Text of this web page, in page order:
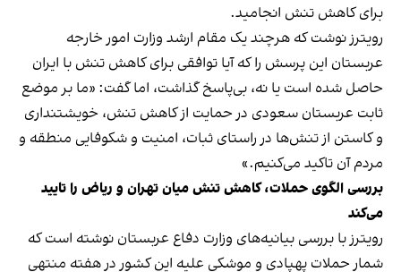
برای کاهش تنش انجامید.
رویترز نوشت که هرچند یک مقام ارشد وزارت امور خارجه
عربستان این پرسش را که آیا توافقی برای کاهش تنش با ایران
حاصل شده است یا نه، بی‌پاسخ گذاشت، اما گفت: «ما بر موضع
ثابت عربستان سعودی در حمایت از کاهش تنش، خویشتنداری
و کاستن از تنش‌ها در راستای ثبات، امنیت و شکوفایی منطقه و
مردم آن تاکید می‌کنیم.»
بررسی‌ الگوی حملات، کاهش تنش میان تهران و ریاض را تایید
می‌کند
رویترز با بررسی بیانیه‌های وزارت دفاع عربستان نوشته است که
شمار حملات پهپادی و موشکی علیه این کشور در هفته منتهی